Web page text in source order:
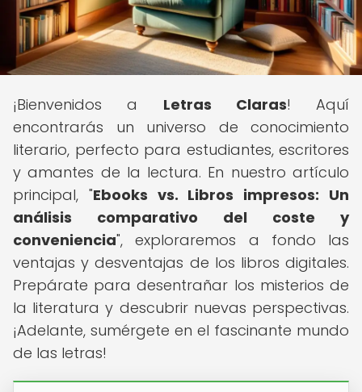
¡Bienvenidos a Letras Claras! Aquí
encontrarás un universo de conocimiento
literario, perfecto para estudiantes, escritores
y amantes de la lectura. En nuestro artículo
principal, "Ebooks vs. Libros impresos: Un
análisis comparativo del coste y
conveniencia", exploraremos a fondo las
ventajas y desventajas de los libros digitales.
Prepárate para desentrañar los misterios de
la literatura y descubrir nuevas perspectivas.
¡Adelante, sumérgete en el fascinante mundo
de las letras!